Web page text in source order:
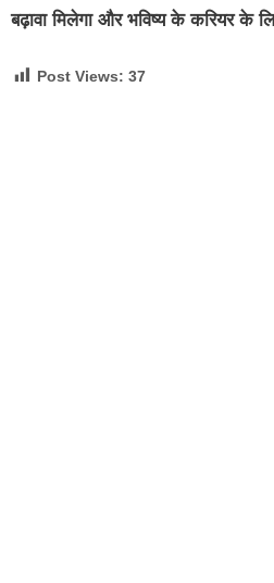
बढ़ावा मिलेगा और भविष्य के करियर के
Post Views: 37